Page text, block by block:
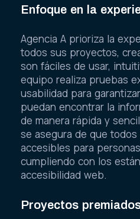
Enfoque en la
Agencia A prioriza la
todos sus proyectos,
son fáciles de usar,
equipo realiza pruebas
usabilidad para
puedan encontrar la
de manera rápida y
se asegura de que
accesibles para
cumpliendo con los
accesibilidad web.
Proyectos